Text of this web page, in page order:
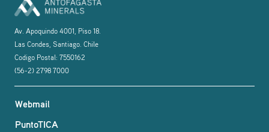
Av. Apoquindo 4001, Piso 18.
Las Condes, Santiago. Chile
Codigo Postal: 7550162
(56-2) 2798 7000
Webmail
PuntoTICA